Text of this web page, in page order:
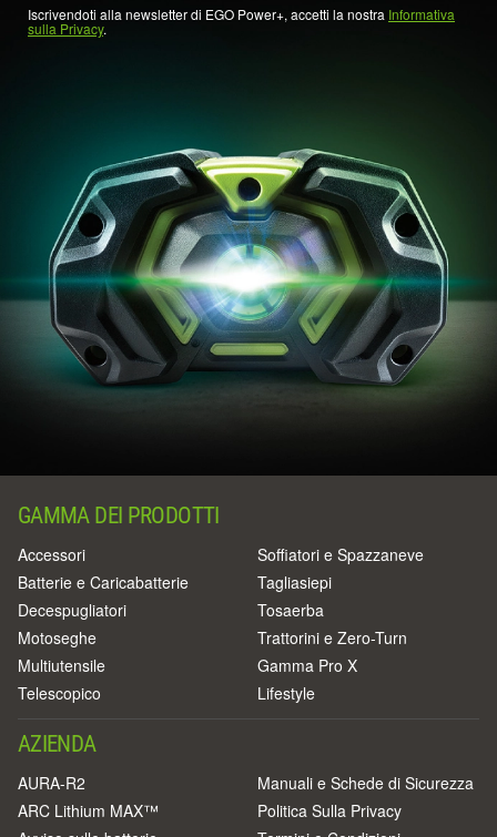
Iscrivendoti alla newsletter di EGO Power+, accetti la nostra Informativa
sulla Privacy.
GAMMA DEI PRODOTTI
Accessori
Batterie e Caricabatterie
Decespugliatori
Motoseghe
Multiutensile
Telescopico
Soffiatori e Spazzaneve
Tagliasiepi
Tosaerba
Trattorini e Zero-Turn
Gamma Pro X
Lifestyle
AZIENDA
AURA-R2
ARC Lithium MAX™
Manuali e Schede di Sicurezza
Politica Sulla Privacy